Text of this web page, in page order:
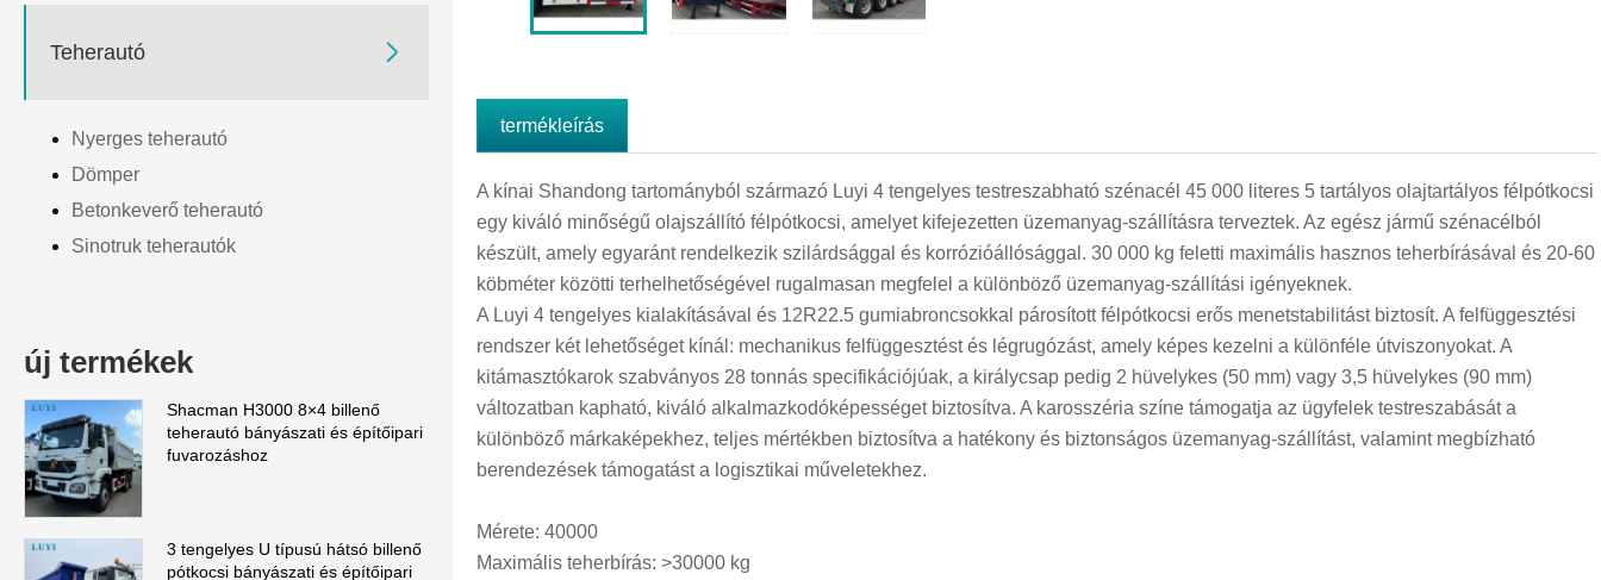
Teherautó 
Nyerges teherautó
Dömper
Betonkeverő teherautó
Sinotruk teherautók
új termékek
Shacman H3000 8×4 billenő
teherautó bányászati ​​és építőipari
fuvarozáshoz
3 tengelyes U típusú hátsó billenő
pótkocsi bányászati ​​és építőipari
termékleírás
A kínai Shandong tartományból származó Luyi 4 tengelyes testreszabható szénacél 45 000 literes 5 tartályos olajtartályos félpótkocsi
egy kiváló minőségű olajszállító félpótkocsi, amelyet kifejezetten üzemanyag-szállításra terveztek. Az egész jármű szénacélból
készült, amely egyaránt rendelkezik szilárdsággal és korrózióállósággal. 30 000 kg feletti maximális hasznos teherbírásával és 20-60
köbméter közötti terhelhetőségével rugalmasan megfelel a különböző üzemanyag-szállítási igényeknek.
A Luyi 4 tengelyes kialakításával és 12R22.5 gumiabroncsokkal párosított félpótkocsi erős menetstabilitást biztosít. A felfüggesztési
rendszer két lehetőséget kínál: mechanikus felfüggesztést és légrugózást, amely képes kezelni a különféle útviszonyokat. A
kitámasztókarok szabványos 28 tonnás specifikációjúak, a királycsap pedig 2 hüvelykes (50 mm) vagy 3,5 hüvelykes (90 mm)
változatban kapható, kiváló alkalmazkodóképességet biztosítva. A karosszéria színe támogatja az ügyfelek testreszabását a
különböző márkaképekhez, teljes mértékben biztosítva a hatékony és biztonságos üzemanyag-szállítást, valamint megbízható
berendezések támogatást a logisztikai műveletekhez.
Mérete: 40000
Maximális teherbírás: >30000 kg